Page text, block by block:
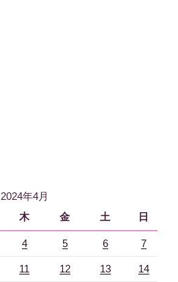
2024年4月
木 金 土 日
4 5 6 7
11 12 13 14